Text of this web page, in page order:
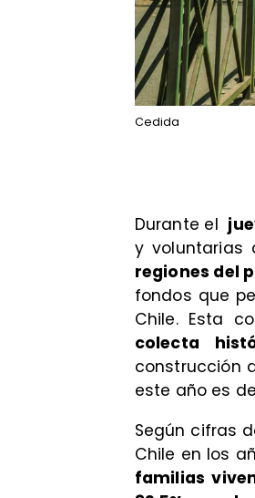
Cedida
Durante el
y voluntarias
regiones del
fondos que
Chile. Esta
colecta
construcción
este año es de
Según cifras
Chile en los
familias